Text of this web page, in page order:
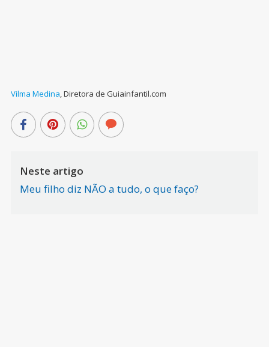
Vilma Medina,Diretora de Guiainfantil.com
Neste artigo
Meu filho diz NÃO a tudo, o que faço?